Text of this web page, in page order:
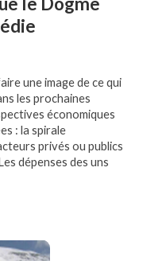
une image de ce qui
les prochaines
économiques
: la spirale
privés ou publics
dépenses des uns